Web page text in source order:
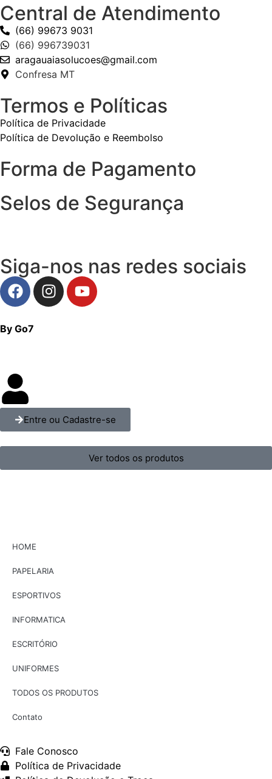
Central de Atendimento
(66) 99673 9031
(66) 996739031
aragauaiasolucoes@gmail.com
Confresa MT
Termos e Políticas
Política de Privacidade
Política de Devolução e Reembolso
Forma de Pagamento
Selos de Segurança
Siga-nos nas redes sociais
By Go7
Entre ou Cadastre-se
Ver todos os produtos
HOME
PAPELARIA
ESPORTIVOS
INFORMATICA
ESCRITÓRIO
UNIFORMES
TODOS OS PRODUTOS
Contato
Fale Conosco
Política de Privacidade